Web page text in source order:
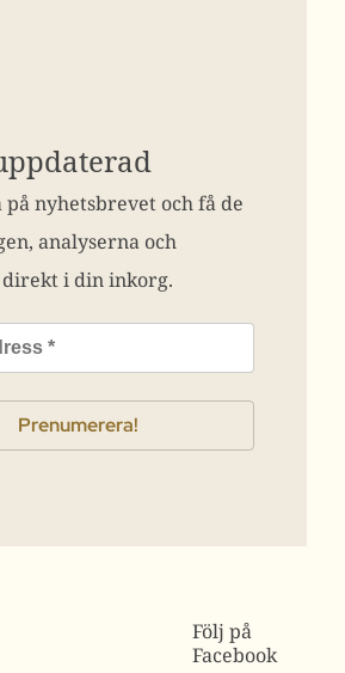
nyhetsbrevet och få de
analyserna och
i din inkorg.
Följ på
Facebook